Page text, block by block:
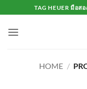
to
content
TAG HEUER มือส
HOME /